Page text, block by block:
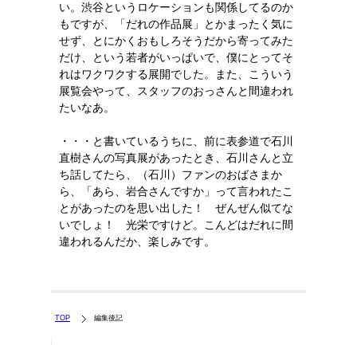
い。渋谷というロケーションも関係してるのか
もですが、「だれの作品展」とかまったく気に
せず、とにかくおもしろそうだから寄ってみた
だけ、という若者がいっぱいで、僕にとってそ
れはワクワクする展開でした。また、こういう
展覧会やって、スタッフのおっさんと間違われ
たいなあ。
・・・と書いているうちに、前に表参道で石川
直樹さんの写真展があったとき、石川さんと立
ち話してたら、（石川）ファンのおばさまか
ら、「あら、岩合さんですか」って言われたこ
とがあったのを思い出した！ ぜんぜん似てな
いでしょ！ 光栄ですけど。こんどはだれに間
違われるんだか、楽しみです。
TOP 編集後記